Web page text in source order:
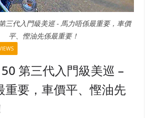
三代入門級美巡 - 馬力唔係最重要，車價
平、慳油先係最重要！
第三代入門級美巡 –
重要，車價平、慳油先